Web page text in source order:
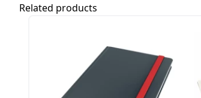
Related products